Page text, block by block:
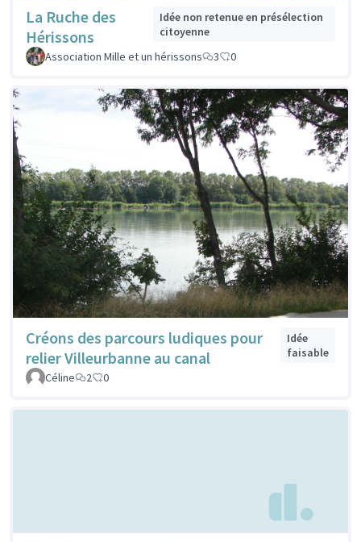
La Ruche des
Hérissons
Idée non retenue en présélection
citoyenne
Association Mille et un hérissons
3 0
Créons des parcours ludiques pour
relier Villeurbanne au canal
Idée
faisable
Céline
2 0